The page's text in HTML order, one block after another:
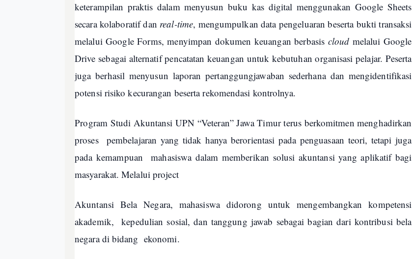
keterampilan praktis dalam menyusun buku kas digital menggunakan Google Sheets
secara kolaboratif dan real-time, mengumpulkan data pengeluaran beserta bukti transaksi
melalui Google Forms, menyimpan dokumen keuangan berbasis cloud melalui Google
Drive sebagai alternatif pencatatan keuangan untuk kebutuhan organisasi pelajar. Peserta
juga berhasil menyusun laporan pertanggungjawaban sederhana dan mengidentifikasi
potensi risiko kecurangan beserta rekomendasi kontrolnya.
Program Studi Akuntansi UPN “Veteran” Jawa Timur terus berkomitmen menghadirkan
proses pembelajaran yang tidak hanya berorientasi pada penguasaan teori, tetapi juga
pada kemampuan mahasiswa dalam memberikan solusi akuntansi yang aplikatif bagi
masyarakat. Melalui project
Akuntansi Bela Negara, mahasiswa didorong untuk mengembangkan kompetensi
akademik, kepedulian sosial, dan tanggung jawab sebagai bagian dari kontribusi bela
negara di bidang ekonomi.